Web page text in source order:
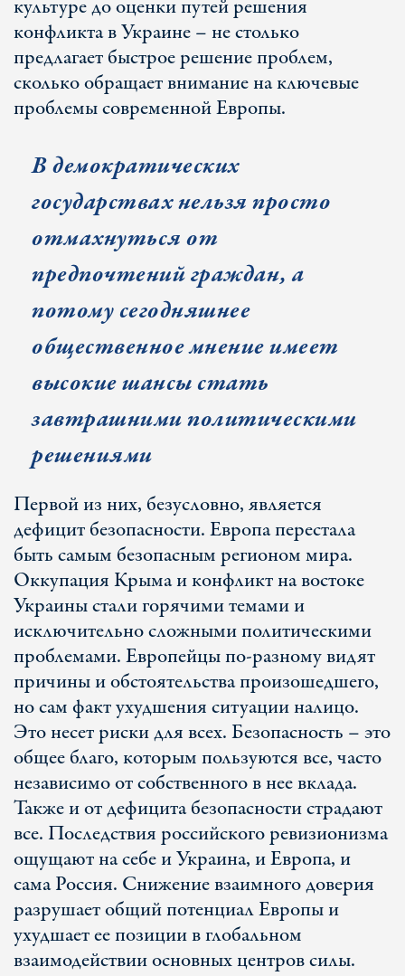
культуре до оценки путей решения
конфликта в Украине – не столько
предлагает быстрое решение проблем,
сколько обращает внимание на ключевые
проблемы современной Европы.
В демократических
государствах нельзя просто
отмахнуться от
предпочтений граждан, а
потому сегодняшнее
общественное мнение имеет
высокие шансы стать
завтрашними политическими
решениями
Первой из них, безусловно, является
дефицит безопасности. Европа перестала
быть самым безопасным регионом мира.
Оккупация Крыма и конфликт на востоке
Украины стали горячими темами и
исключительно сложными политическими
проблемами. Европейцы по-разному видят
причины и обстоятельства произошедшего,
но сам факт ухудшения ситуации налицо.
Это несет риски для всех. Безопасность – это
общее благо, которым пользуются все, часто
независимо от собственного в нее вклада.
Также и от дефицита безопасности страдают
все. Последствия российского ревизионизма
ощущают на себе и Украина, и Европа, и
сама Россия. Снижение взаимного доверия
разрушает общий потенциал Европы и
ухудшает ее позиции в глобальном
взаимодействии основных центров силы.